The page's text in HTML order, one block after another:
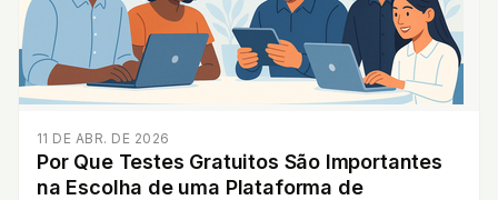
11 DE ABR. DE 2026
Por Que Testes Gratuitos São Importantes
na Escolha de uma Plataforma de